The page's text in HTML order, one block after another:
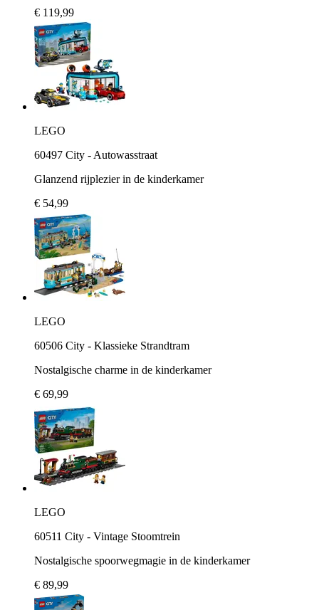
€ 119,99
LEGO
60497 City - Autowasstraat
Glanzend rijplezier in de kinderkamer
€ 54,99
LEGO
60506 City - Klassieke Strandtram
Nostalgische charme in de kinderkamer
€ 69,99
LEGO
60511 City - Vintage Stoomtrein
Nostalgische spoorwegmagie in de kinderkamer
€ 89,99